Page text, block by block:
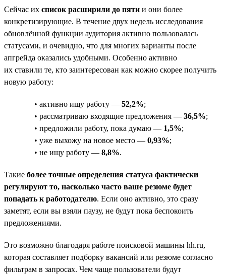
Сейчас их список расширили до пяти и они более
конкретизирующие. В течение двух недель исследования
обновлённой функции аудитория активно пользовалась
статусами, и очевидно, что для многих варианты после
апгрейда оказались удобными. Особенно активно
их ставили те, кто заинтересован как можно скорее получить
новую работу:
• активно ищу работу — 52,2%;
• рассматриваю входящие предложения — 36,5%;
• предложили работу, пока думаю — 1,5%;
• уже выхожу на новое место — 0,93%;
• не ищу работу — 8,8%.
Такие более точные определения статуса фактически
регулируют то, насколько часто ваше резюме будет
попадать к работодателю. Если оно активно, это сразу
заметят, если вы взяли паузу, не будут пока беспокоить
предложениями.
Это возможно благодаря работе поисковой машины hh.ru,
которая составляет подборку вакансий или резюме согласно
фильтрам в запросах. Чем чаще пользователи будут